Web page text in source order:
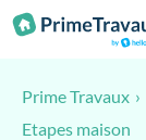
Passer au contenu
Prime Travaux
Etapes maison